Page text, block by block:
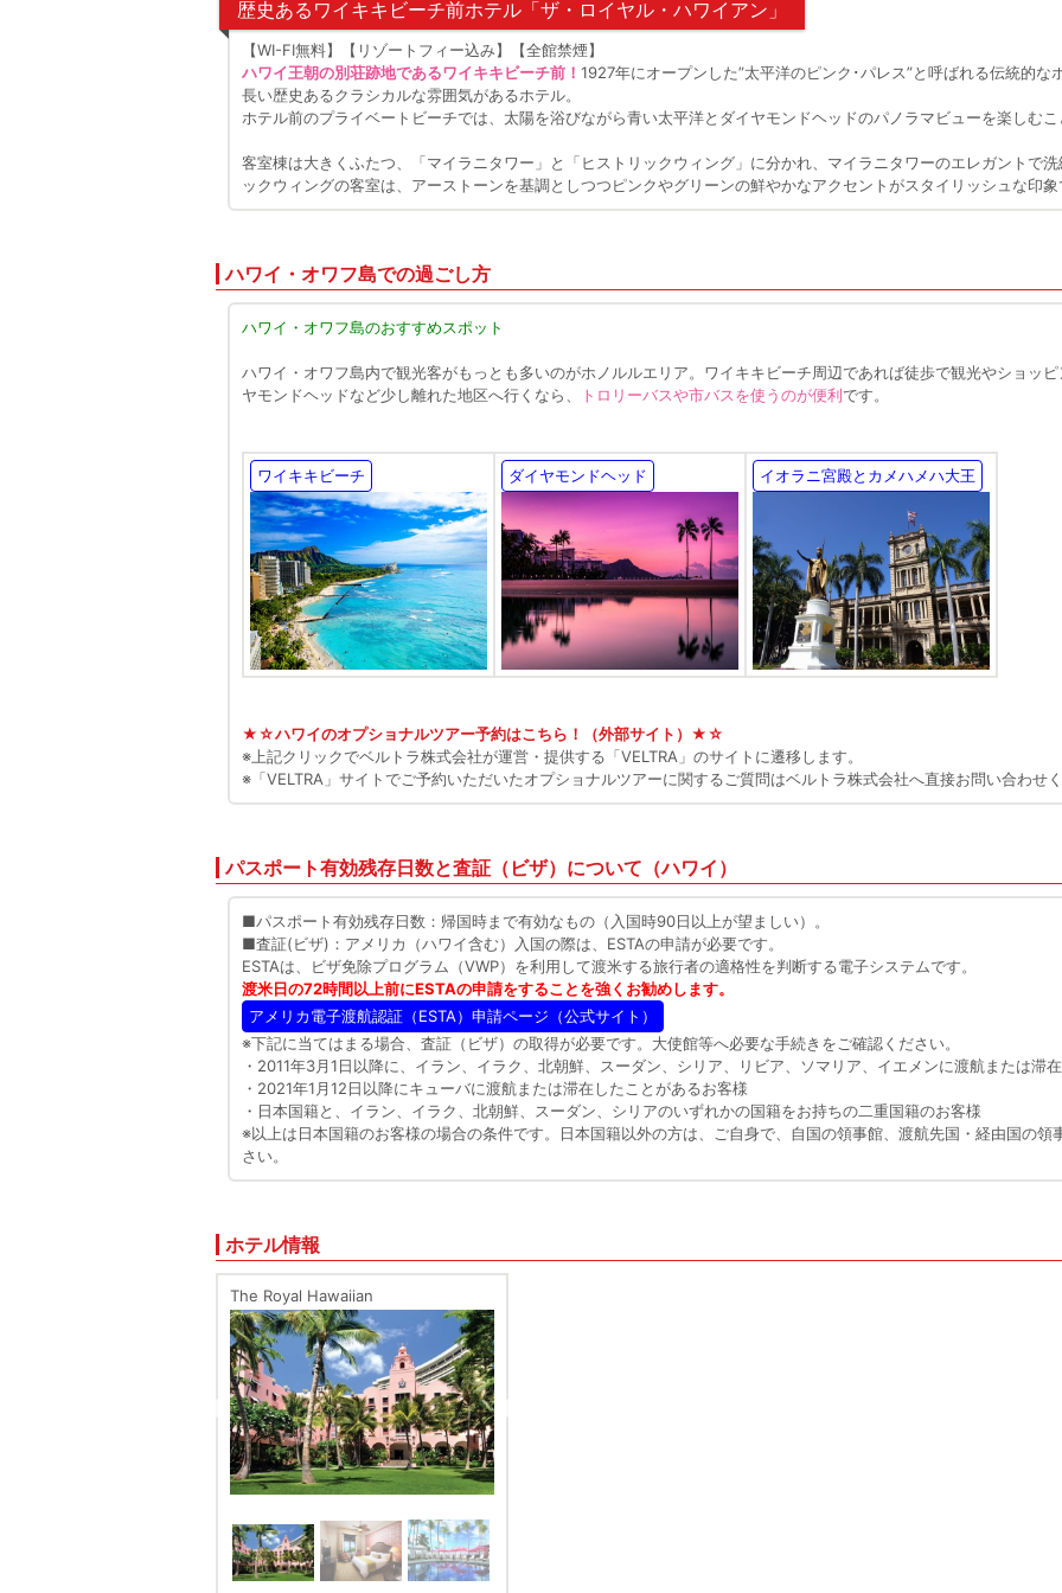
歴史あるワイキキビーチ前ホテル「ザ・ロイヤル・ハワイアン」
【WI-FI無料】【リゾートフィー込み】【全館禁煙】
ハワイ王朝の別荘跡地であるワイキキビーチ前！ 1927年にオープンした”太平洋のピンク･パレス”と呼ばれる伝統的
長い歴史あるクラシカルな雰囲気があるホテル。
ホテル前のプライベートビーチでは、太陽を浴びながら青い太平洋とダイヤモンドヘッドのパノラマビューを楽しむこ
客室棟は大きくふたつ、「マイラニタワー」と「ヒストリックウィング」に分かれ、マイラニタワーのエレガントで
ックウィングの客室は、アーストーンを基調としつつピンクやグリーンの鮮やかなアクセントがスタイリッシュな印象
ハワイ・オワフ島での過ごし方
ハワイ・オワフ島のおすすめスポット
ハワイ・オワフ島内で観光客がもっとも多いのがホノルルエリア。ワイキキビーチ周辺であれば徒歩で観光やショッ
ヤモンドヘッドなど少し離れた地区へ行くなら、
トロリーバスや市バスを使うのが便利です。
ワイキキビーチ ダイヤモンドヘッド イオラニ宮殿とカメハメハ大王
★☆ハワイのオプショナルツアー予約はこちら！（外部サイト）★☆
※上記クリックでベルトラ株式会社が運営・提供する「VELTRA」のサイトに遷移します。
※「VELTRA」サイトでご予約いただいたオプショナルツアーに関するご質問はベルトラ株式会社へ直接お問い合わせく
パスポート有効残存日数と査証（ビザ）について（ハワイ）
■パスポート有効残存日数：帰国時まで有効なもの（入国時90日以上が望ましい）。
■査証(ビザ)：アメリカ（ハワイ含む）入国の際は、ESTAの申請が必要です。
ESTAは、ビザ免除プログラム（VWP）を利用して渡米する旅行者の適格性を判断する電子システムです。
渡米日の72時間以上前にESTAの申請をすることを強くお勧めします。
アメリカ電子渡航認証（ESTA）申請ページ（公式サイト）
※下記に当てはまる場合、査証（ビザ）の取得が必要です。大使館等へ必要な手続きをご確認ください。
・2011年3月1日以降に、イラン、イラク、北朝鮮、スーダン、シリア、リビア、ソマリア、イエメンに渡航または滞
・2021年1月12日以降にキューバに渡航または滞在したことがあるお客様
・日本国籍と、イラン、イラク、北朝鮮、スーダン、シリアのいずれかの国籍をお持ちの二重国籍のお客様
※以上は日本国籍のお客様の場合の条件です。日本国籍以外の方は、ご自身で、自国の領事館、渡航先国・経由国の
さい。
ホテル情報
The Royal Hawaiian